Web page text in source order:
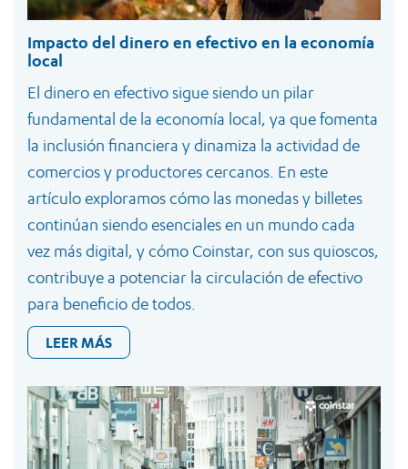
Impacto del dinero en efectivo en la economía
local
El dinero en efectivo sigue siendo un pilar
fundamental de la economía local, ya que fomenta
la inclusión financiera y dinamiza la actividad de
comercios y productores cercanos. En este
artículo exploramos cómo las monedas y billetes
continúan siendo esenciales en un mundo cada
vez más digital, y cómo Coinstar, con sus quioscos,
contribuye a potenciar la circulación de efectivo
para beneficio de todos.
LEER MÁS